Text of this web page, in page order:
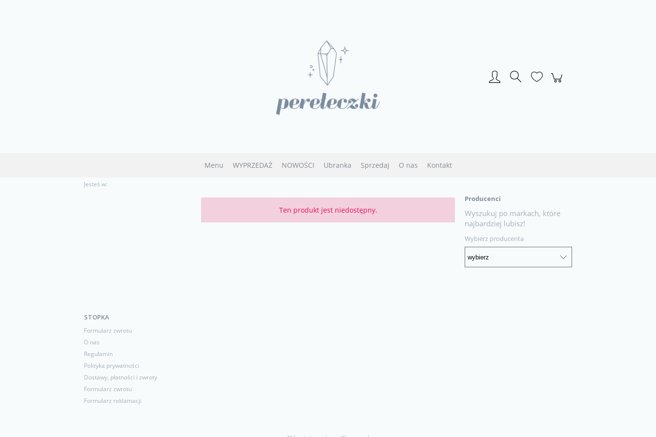
Menu WYPRZEDAŻ NOWOŚCI Ubranka Sprzedaj O nas Kontakt
Jesteś w:
Ten produkt jest niedostępny.
Producenci
Wyszukuj po markach, które
najbardziej lubisz!
Wybierz producenta
STOPKA
Formularz zwrotu
O nas
Regulamin
Polityka prywatności
Dostawy, płatności i zwroty
Formularz zwrotu
Formularz reklamacji